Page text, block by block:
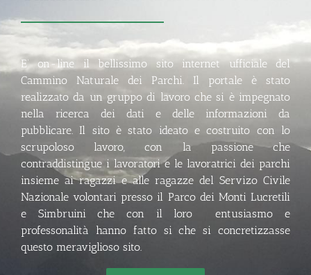
E’ on-line il bellissimo sito internet ufficiale del
Cammino Naturale dei Parchi. Il portale è stato
realizzato da un gruppo di lavoro che si è impegnato
nella ricerca dei dati e delle informazioni da
pubblicare. Il sito è stato ideato e costruito con lo
scrupoloso lavoro, con la passione che
contraddistingue i lavoratori e le lavoratrici dei parchi
insieme ai ragazzi e alle ragazze del Servizo Civile
Nazionale volontari presso il Parco dei Monti Lucretili
e Simbruini che con il loro entusiasmo e
professonalità hanno fatto si che si concretizzasse
questo meraviglioso sito.